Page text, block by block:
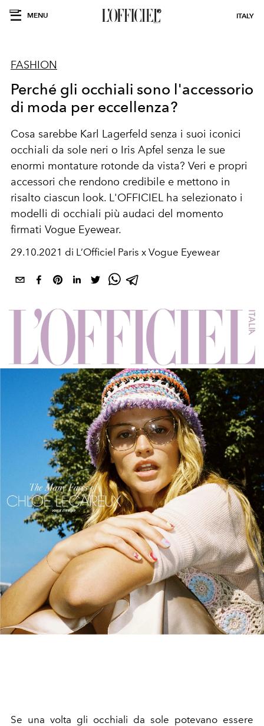
MENU ITALY
FASHION
Perché gli occhiali sono l'accessorio
di moda per eccellenza?
Cosa sarebbe Karl Lagerfeld senza i suoi iconici
occhiali da sole neri o Iris Apfel senza le sue
enormi montature rotonde da vista? Veri e propri
accessori che rendono credibile e mettono in
risalto ciascun look. L'OFFICIEL ha selezionato i
modelli di occhiali più audaci del momento
firmati Vogue Eyewear.
29.10.2021 di L’Officiel Paris x Vogue Eyewear
Se una volta gli occhiali da sole potevano essere